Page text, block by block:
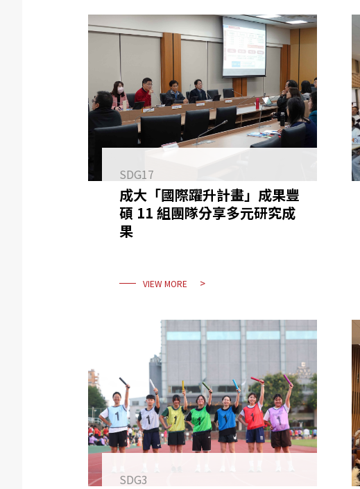
SDG17
成大「國際躍升計畫」成果豐
碩 11 組團隊分享多元研究成
果
VIEW MORE
SDG3